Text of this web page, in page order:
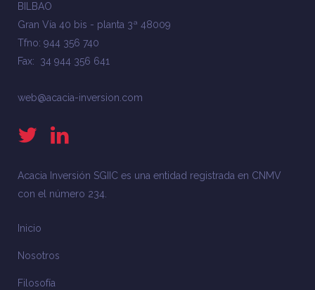
BILBAO
Gran Vía 40 bis - planta 3ª 48009
Tfno: 944 356 740
Fax: 34 944 356 641
web@acacia-inversion.com
Acacia Inversión SGIIC es una entidad registrada en CNMV
con el número 234.
Inicio
Nosotros
Filosofía